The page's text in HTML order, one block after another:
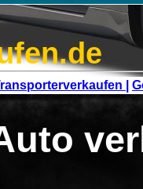
|